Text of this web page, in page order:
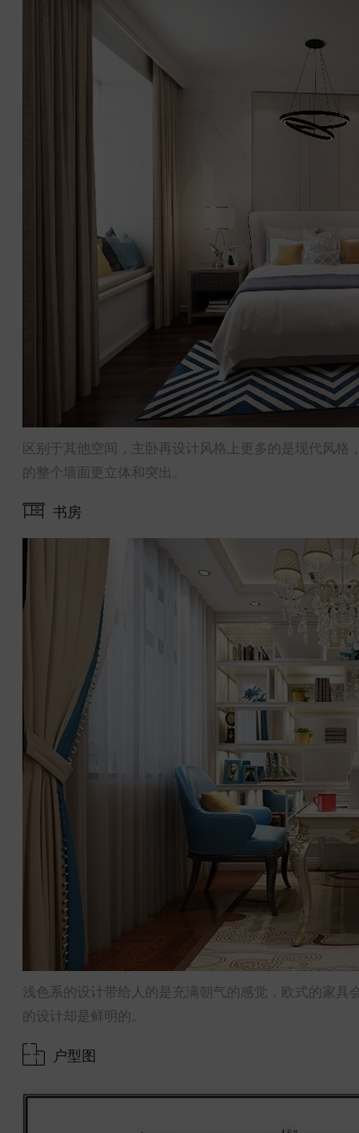
区别于其他空间，主卧再设计风格上更多的是现代风
的整个墙面更立体和突出。
书房
浅色系的设计带给人的是充满朝气的感觉，欧式的家
的设计却是鲜明的。
户型图